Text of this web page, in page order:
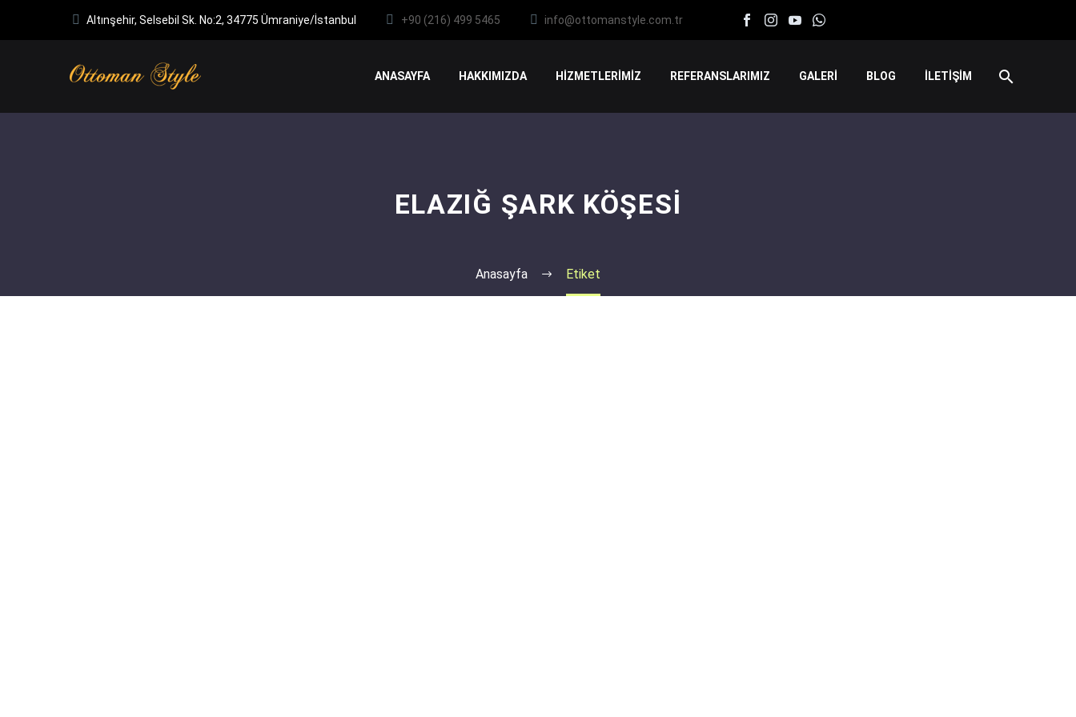
Altınşehir, Selsebil Sk. No:2, 34775 Ümraniye/İstanbul +90 (216) 499 5465 info@ottomanstyle.com.tr
ANASAYFA HAKKIMIZDA HİZMETLERİMİZ REFERANSLARIMIZ GALERİ BLOG İLETİŞİM
ELAZIĞ ŞARK KÖŞESI
Anasayfa Etiket